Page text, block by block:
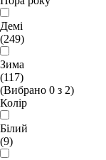
Демі
(249)
Зима
(117)
(Вибрано 0 з 2)
Колір
Білий
(9)